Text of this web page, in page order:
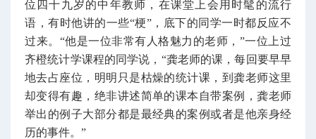
位四十九岁的中年教师，在课堂上会用时髦的流行
语，有时他讲的一些“梗”，底下的同学一时都反应不
过来。“他是一位非常有人格魅力的老师，”一位上过
齐橙统计学课程的同学说，“龚老师的课，每回要早早
地去占座位，明明只是枯燥的统计课，到龚老师这里
却变得有趣，绝非讲述简单的课本自带案例，龚老师
举出的例子大部分都是最经典的案例或者是他亲身经
历的事件。”